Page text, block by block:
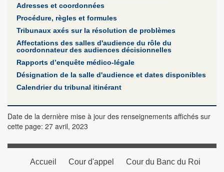
Adresses et coordonnées
Procédure, règles et formules
Tribunaux axés sur la résolution de problèmes
Affectations des salles d'audience du rôle du
coordonnateur des audiences décisionnelles
Rapports d’enquête médico-légale
Désignation de la salle d'audience et dates disponibles
Calendrier du tribunal itinérant
Date de la dernière mise à jour des renseignements affichés sur
cette page: 27 avril, 2023
Accueil Cour d'appel Cour du Banc du Roi